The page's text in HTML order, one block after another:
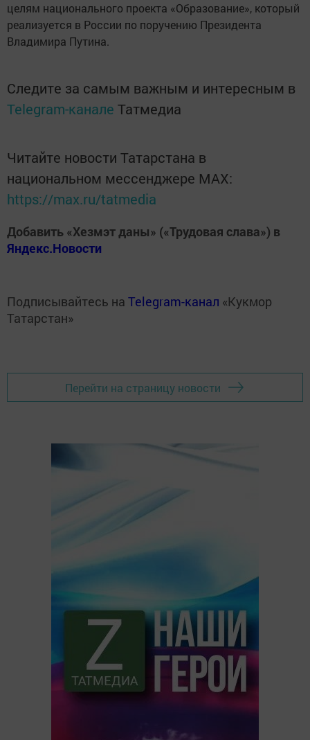
целям национального проекта «Образование», который
реализуется в России по поручению Президента
Владимира Путина.
Следите за самым важным и интересным в
Telegram-канале Татмедиа
Читайте новости Татарстана в
национальном мессенджере MАХ:
https://max.ru/tatmedia
Добавить «Хезмэт даны» («Трудовая слава») в
Яндекс.Новости
Подписывайтесь на Telegram-канал «Кукмор
Татарстан»
Перейти на страницу новости